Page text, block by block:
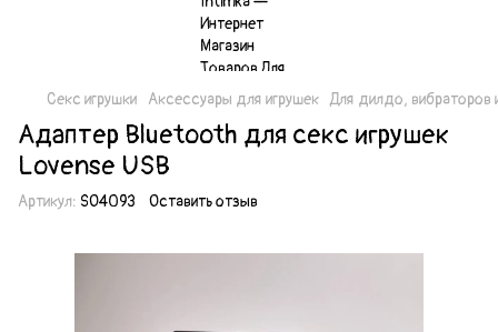
Секс игрушки Аксессуары для игрушек Для дилдо, вибраторов
Адаптер Bluetooth для секс игрушек
Lovense USB
Артикул: SO4093 Оставить отзыв